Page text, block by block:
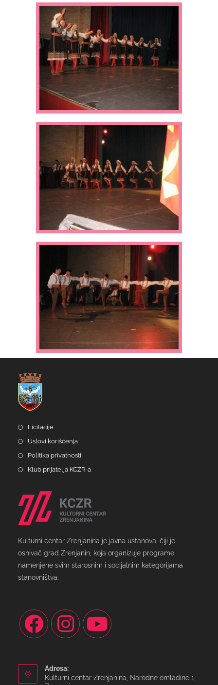
Licitacije
Uslovi korišćenja
Politika privatnosti
Klub prijatelja KCZR-a
Kulturni centar Zrenjanina je javna ustanova, čiji je
osnivač grad Zrenjanin, koja organizuje programe
namenjene svim starosnim i socijalnim kategorijama
stanovništva.
Adresa:
Kulturni centar Zrenjanina, Narodne omladine 1,